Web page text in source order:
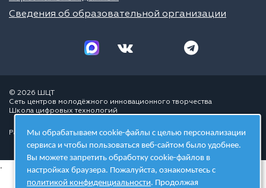
Сведения об образовательной организации
© 2026 ШЦТ
Сеть центров молодёжного инновационного творчества
Школа цифровых технологий
Разработано в студии
.
Мы обрабатываем cookie-файлы с целью персонализации
сервиса и чтобы пользоваться веб-сайтом было удобнее.
Вы можете запретить обработку cookie-файлов в
настройках браузера. Пожалуйста, ознакомьтесь с
политикой конфиденциальности. Продолжая